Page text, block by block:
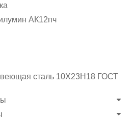
АК12пч
сталь 10Х23Н18 ГОСТ